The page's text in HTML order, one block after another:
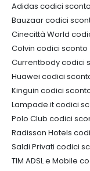
Adidas codici sconto
Bauzaar codici
Cinecittà World
Colvin codici sconto
Currentbody codici
Huawei codici
Kinguin codici
Lampade.it codici
Polo Club codici
Radisson Hotels
Saldi Privati codici
TIM ADSL e Mobile